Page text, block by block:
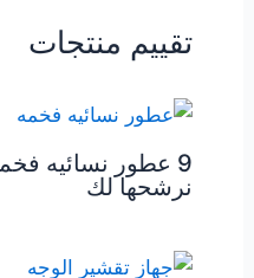
تقييم منتجات
9 عطور نسائيه
نرشحها لك